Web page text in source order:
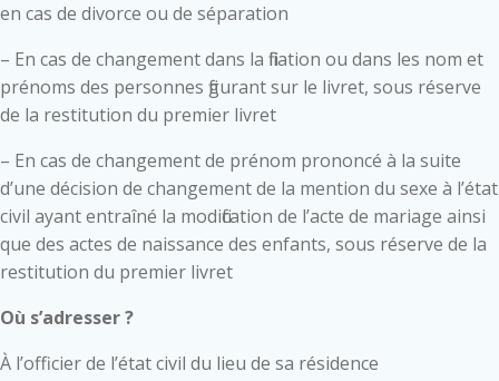
en cas de divorce ou de séparation
– En cas de changement dans la filiation ou dans les nom et
prénoms des personnes figurant sur le livret, sous réserve
de la restitution du premier livret
– En cas de changement de prénom prononcé à la suite
d’une décision de changement de la mention du sexe à l’état
civil ayant entraîné la modification de l’acte de mariage ainsi
que des actes de naissance des enfants, sous réserve de la
restitution du premier livret
Où s’adresser ?
À l’officier de l’état civil du lieu de sa résidence